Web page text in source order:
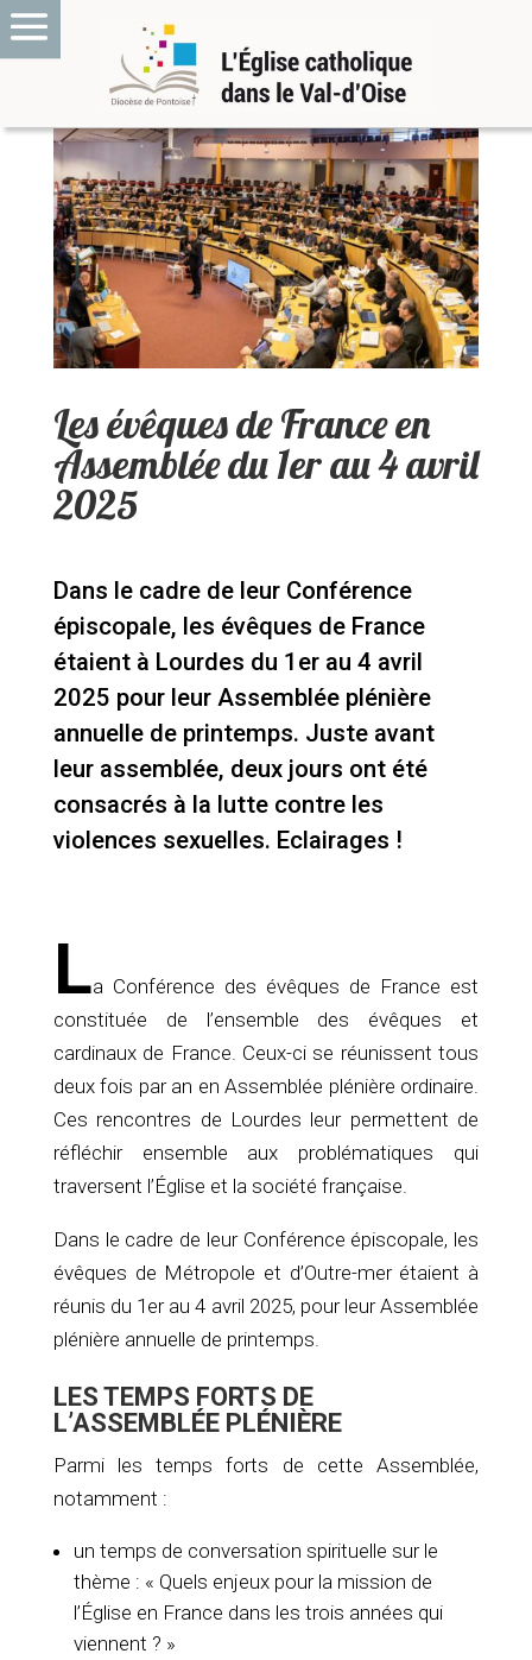
Les évêques de France en
Assemblée du 1er au 4 avril
2025
Dans le cadre de leur Conférence
épiscopale, les évêques de France
étaient à Lourdes du 1er au 4 avril
2025 pour leur Assemblée plénière
annuelle de printemps. Juste avant
leur assemblée, deux jours ont été
consacrés à la lutte contre les
violences sexuelles. Eclairages !
La Conférence des évêques de France est
constituée de l’ensemble des évêques et
cardinaux de France. Ceux-ci se réunissent tous
deux fois par an en Assemblée plénière ordinaire.
Ces rencontres de Lourdes leur permettent de
réfléchir ensemble aux problématiques qui
traversent l’Église et la société française.
Dans le cadre de leur Conférence épiscopale, les
évêques de Métropole et d’Outre-mer étaient à
réunis du 1er au 4 avril 2025, pour leur Assemblée
plénière annuelle de printemps.
LES TEMPS FORTS DE
L’ASSEMBLÉE PLÉNIÈRE
Parmi les temps forts de cette Assemblée,
notamment :
un temps de conversation spirituelle sur le
thème : « Quels enjeux pour la mission de
l’Église en France dans les trois années qui
viennent ? »